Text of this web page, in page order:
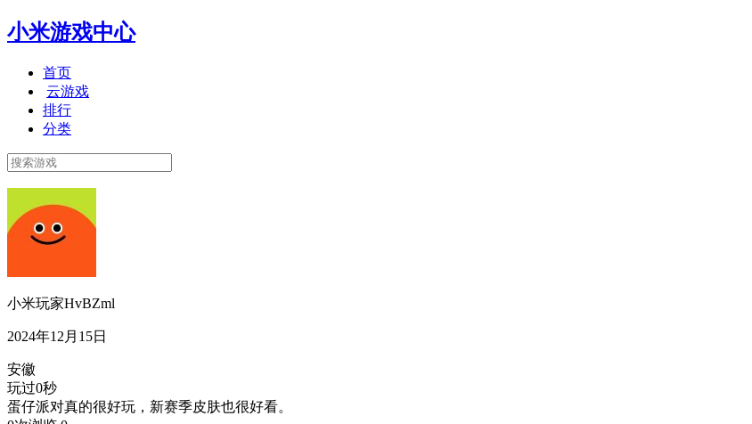
小米游戏中心
首页
云游戏
排行
分类
小米玩家HvBZml
2024年12月15日
安徽
玩过0秒
蛋仔派对真的很好玩，新赛季皮肤也很好看。